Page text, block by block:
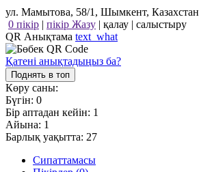
ул. Мамытова, 58/1, Шымкент, Казахстан
0 пікір | пікір Жазу | қалау | салыстыру
QR Анықтама text_what
Қатені анықтадыңыз ба?
Поднять в топ
Көру саны:
Бүгін: 0
Бір аптадан кейін: 1
Айына: 1
Барлық уақытта: 27
Сипаттамасы